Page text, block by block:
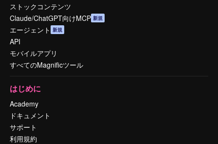
ストックコンテンツ
Claude/ChatGPT向けMCP 新規
エージェント 新規
API
モバイルアプリ
すべてのMagnificツール
はじめに
Academy
ドキュメント
サポート
利用規約